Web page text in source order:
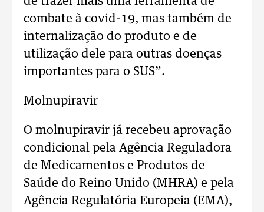
combate à covid-19, mas também de
internalização do produto e de
utilização dele para outras doenças
importantes para o SUS”.
Molnupiravir
O molnupiravir já recebeu aprovação
condicional pela Agência Reguladora
de Medicamentos e Produtos de
Saúde do Reino Unido (MHRA) e pela
Agência Regulatória Europeia (EMA),